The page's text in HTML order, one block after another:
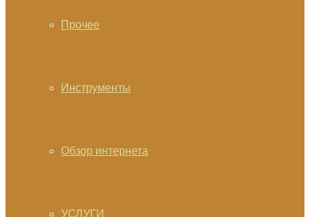
Прочее
Инструменты
Обзор интернета
УСЛУГИ